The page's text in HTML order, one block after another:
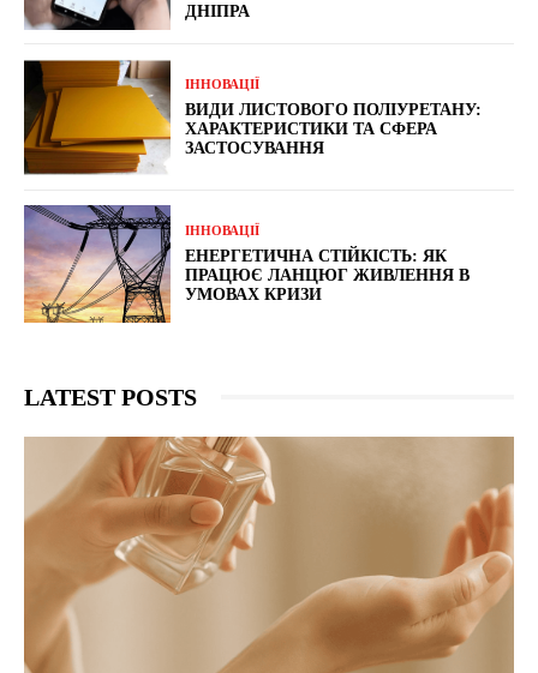
ДНІПРА
ІННОВАЦІЇ
ВИДИ ЛИСТОВОГО ПОЛІУРЕТАНУ:
ХАРАКТЕРИСТИКИ ТА СФЕРА
ЗАСТОСУВАННЯ
ІННОВАЦІЇ
ЕНЕРГЕТИЧНА СТІЙКІСТЬ: ЯК
ПРАЦЮЄ ЛАНЦЮГ ЖИВЛЕННЯ В
УМОВАХ КРИЗИ
LATEST POSTS